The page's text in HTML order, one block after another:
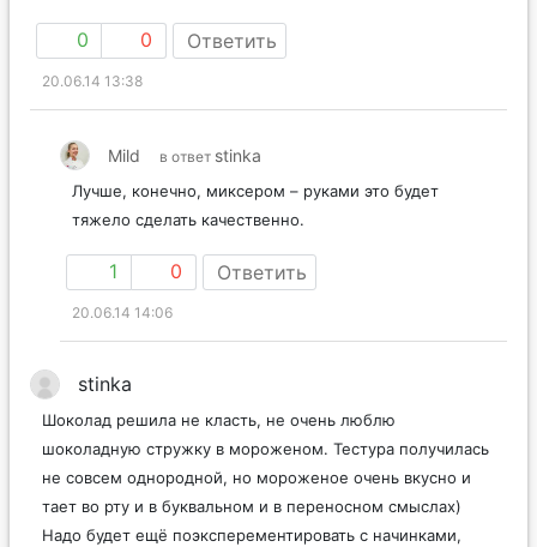
0 0 Ответить
20.06.14 13:38
Mild в ответ stinka
Лучше, конечно, миксером – руками это будет
тяжело сделать качественно.
1 0 Ответить
20.06.14 14:06
stinka
Шоколад решила не класть, не очень люблю
шоколадную стружку в мороженом. Тестура получилась
не совсем однородной, но мороженое очень вкусно и
тает во рту и в буквальном и в переносном смыслах)
Надо будет ещё поэксперементировать с начинками,